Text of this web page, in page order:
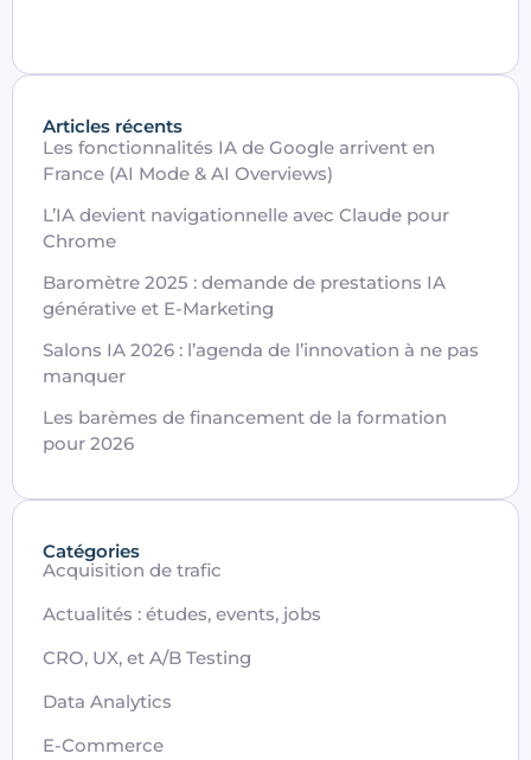
Articles récents
Les fonctionnalités IA de Google arrivent en
France (AI Mode & AI Overviews)
L’IA devient navigationnelle avec Claude pour
Chrome
Baromètre 2025 : demande de prestations IA
générative et E-Marketing
Salons IA 2026 : l’agenda de l’innovation à ne pas
manquer
Les barèmes de financement de la formation
pour 2026
Catégories
Acquisition de trafic
Actualités : études, events, jobs
CRO, UX, et A/B Testing
Data Analytics
E-Commerce